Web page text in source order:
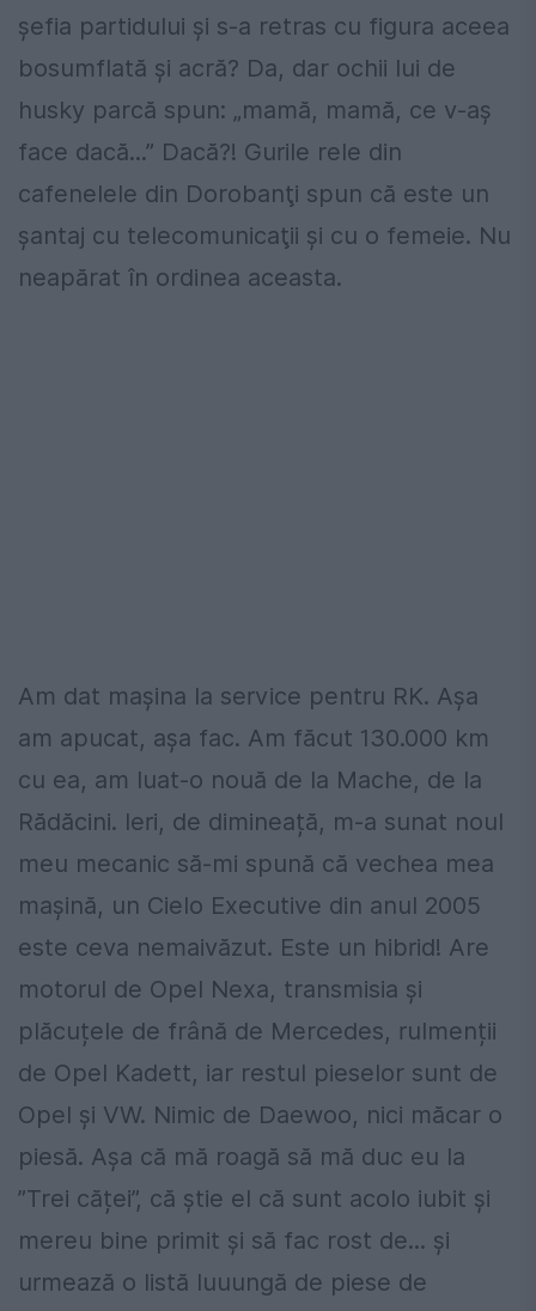
şefia partidului şi s-a retras cu figura aceea
bosumflată şi acră? Da, dar ochii lui de
husky parcă spun: „mamă, mamă, ce v-aş
face dacă...” Dacă?! Gurile rele din
cafenelele din Dorobanţi spun că este un
şantaj cu telecomunicaţii şi cu o femeie. Nu
neapărat în ordinea aceasta.
Am dat mașina la service pentru RK. Așa
am apucat, așa fac. Am făcut 130.000 km
cu ea, am luat-o nouă de la Mache, de la
Rădăcini. Ieri, de dimineață, m-a sunat noul
meu mecanic să-mi spună că vechea mea
mașină, un Cielo Executive din anul 2005
este ceva nemaivăzut. Este un hibrid! Are
motorul de Opel Nexa, transmisia și
plăcuțele de frână de Mercedes, rulmenții
de Opel Kadett, iar restul pieselor sunt de
Opel și VW. Nimic de Daewoo, nici măcar o
piesă. Așa că mă roagă să mă duc eu la
”Trei căței”, că știe el că sunt acolo iubit și
mereu bine primit și să fac rost de... și
urmează o listă luuungă de piese de